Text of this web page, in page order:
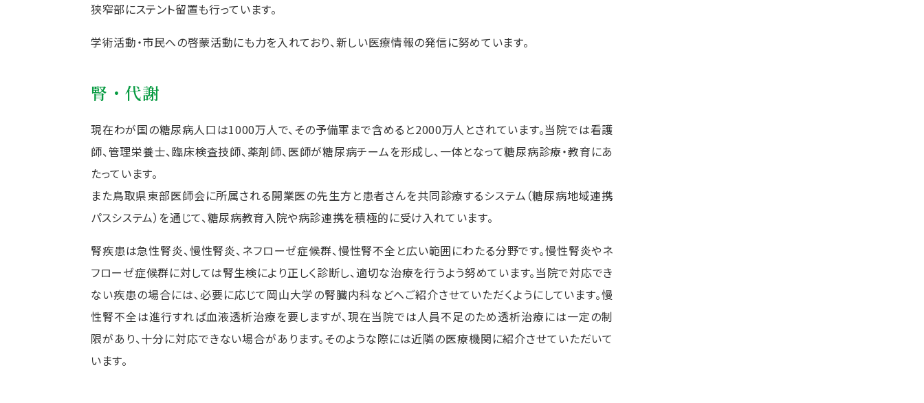
狭窄部にステント留置も行っています。
学術活動・市民への啓蒙活動にも力を入れており、新しい医療情報の発信に努めています。
腎・代謝
現在わが国の糖尿病人口は1000万人で、その予備軍まで含めると2000万人とされています。当院では看護
師、管理栄養士、臨床検査技師、薬剤師、医師が糖尿病チームを形成し、一体となって糖尿病診療・教育にあ
たっています。
また鳥取県東部医師会に所属される開業医の先生方と患者さんを共同診療するシステム（糖尿病地域連携
パスシステム）を通じて、糖尿病教育入院や病診連携を積極的に受け入れています。
腎疾患は急性腎炎、慢性腎炎、ネフローゼ症候群、慢性腎不全と広い範囲にわたる分野です。慢性腎炎やネ
フローゼ症候群に対しては腎生検により正しく診断し、適切な治療を行うよう努めています。当院で対応でき
ない疾患の場合には、必要に応じて岡山大学の腎臓内科などへご紹介させていただくようにしています。慢
性腎不全は進行すれば血液透析治療を要しますが、現在当院では人員不足のため透析治療には一定の制
限があり、十分に対応できない場合があります。そのような際には近隣の医療機関に紹介させていただいて
います。